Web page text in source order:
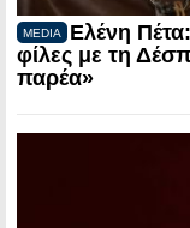
MEDIA
Ελένη
φίλες με τη
παρέα»